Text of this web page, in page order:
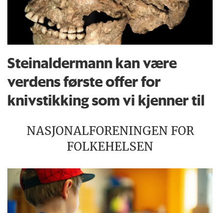
Steinaldermann kan være
verdens første offer for
knivstikking som vi kjenner til
NASJONALFORENINGEN FOR
FOLKEHELSEN